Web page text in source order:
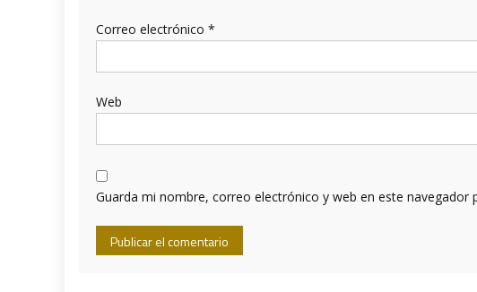
Correo electrónico *
Web
Guarda mi nombre, correo electrónico y web en este navegador